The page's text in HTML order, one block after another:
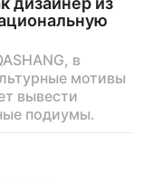
в
мотивы
вывести
подиумы.